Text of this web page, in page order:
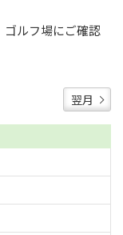
ゴルフ場にご確認
翌月